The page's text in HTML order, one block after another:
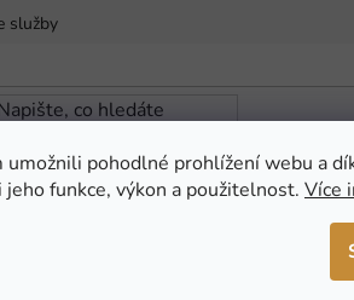
umožnili pohodlné prohlížení webu a
funkce, výkon a použitelnost. Více
služby
AKCE